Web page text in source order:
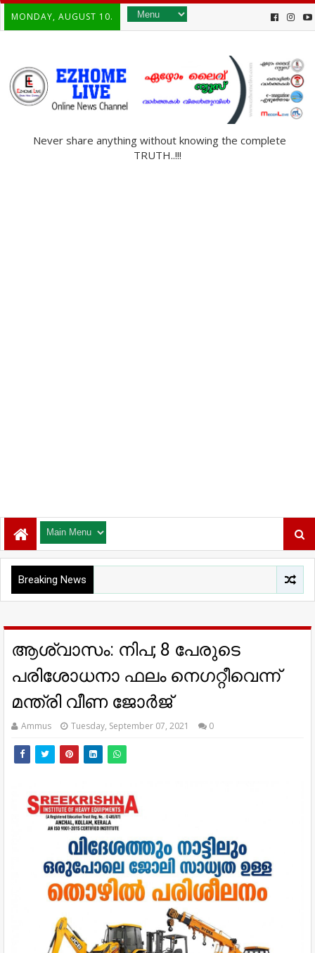
MONDAY, AUGUST 10.
Never share anything without knowing the complete
TRUTH..!!!
Breaking News
ആശ്വാസം: നിപ; 8 പേരുടെ
പരിശോധനാ ഫലം നെഗറ്റീവെന്ന്
മന്ത്രി വീണ ജോര്‍ജ്
Ammus Tuesday, September 07, 2021 0